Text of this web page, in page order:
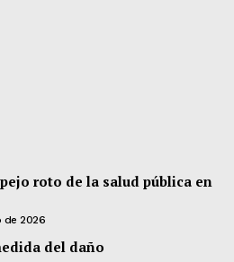
roto de la salud pública en
de 2026
del daño